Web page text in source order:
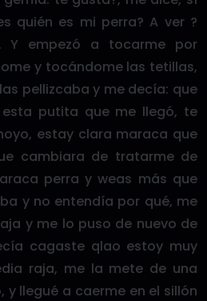
quién es mi perra? A ver ?
Y empezó a tocarme por
y tocándome las tetillas,
pellizcaba y me decía: que
putita que me llegó, te
estay clara maraca que
cambiara de tratarme de
perra y weas más que
y no entendía por qué, me
y me lo puso de nuevo de
cagaste qlao estoy muy
raja, me la mete de una
llegué a caerme en el sillón